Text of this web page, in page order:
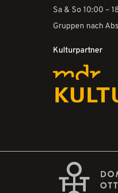
Sa & So 10:00 –
Gruppen nach
Kulturpartner